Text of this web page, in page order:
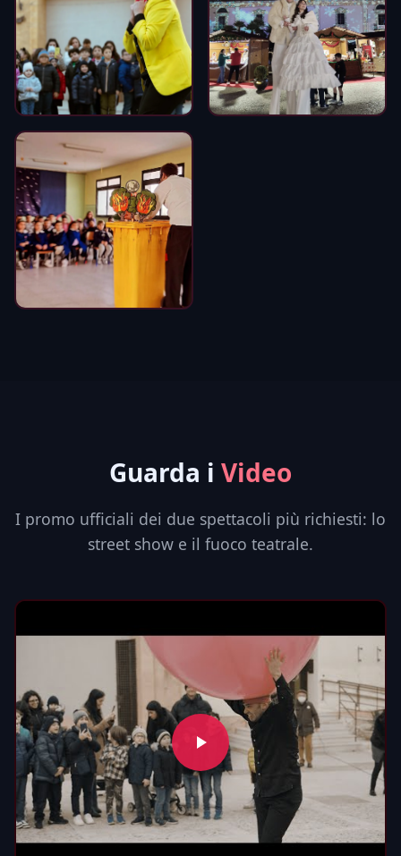
Guarda i Video
I promo ufficiali dei due spettacoli più richiesti: lo
street show e il fuoco teatrale.